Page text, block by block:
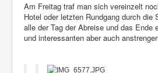
Am Freitag traf man sich vereinzelt
Hotel oder letzten Rundgang durch die
alle der Tag der Abreise und das Ende
und interessanten aber auch